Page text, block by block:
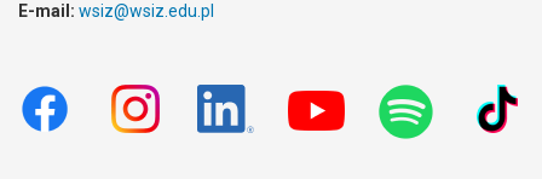
E-mail: wsiz@wsiz.edu.pl